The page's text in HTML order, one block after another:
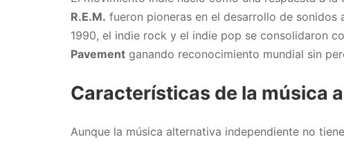
R.E.M. fueron pioneras en el desarrollo de
1990, el indie rock y el indie pop se consolidaron
Pavement ganando reconocimiento mundial sin
Características de la música
Aunque la música alternativa independiente no